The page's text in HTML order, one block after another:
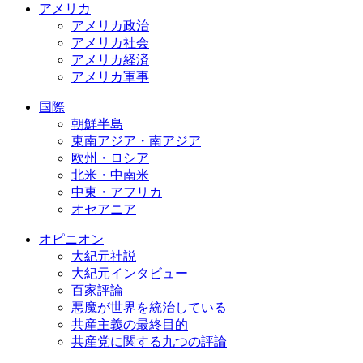
アメリカ
アメリカ政治
アメリカ社会
アメリカ経済
アメリカ軍事
国際
朝鮮半島
東南アジア・南アジア
欧州・ロシア
北米・中南米
中東・アフリカ
オセアニア
オピニオン
大紀元社説
大紀元インタビュー
百家評論
悪魔が世界を統治している
共産主義の最終目的
共産党に関する九つの評論